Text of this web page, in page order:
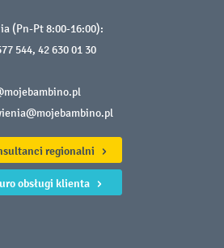
(Pn-Pt 8:00-16:00):
544, 42 630 01 30
regionalni
obsługi klienta